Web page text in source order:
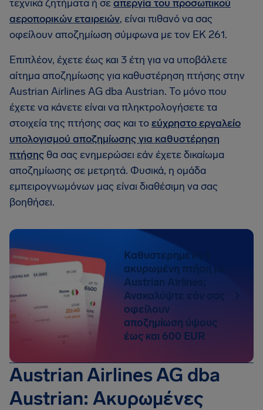
τεχνικά ζητήματα ή σεαπεργία του προσωπικού
αεροπορικών εταιρειών, είναι πιθανό να σας
οφείλουν αποζημίωση σύμφωνα με τον ΕΚ 261.
Επιπλέον, έχετε έως και 3 έτη για να υποβάλετε
αίτημα αποζημίωσης για καθυστέρηση πτήσης στην
Austrian Airlines AG dba Austrian. Το μόνο που
έχετε να κάνετε είναι να πληκτρολογήσετε τα
στοιχεία της πτήσης σας και τοεύχρηστο εργαλείο
υπολογισμού αποζημίωσης για καθυστέρηση
πτήσης θα σας ενημερώσει εάν έχετε δικαίωμα
αποζημίωσης σε μετρητά. Φυσικά, η ομάδα
εμπειρογνωμόνων μας είναι διαθέσιμη να σας
βοηθήσει.
Καθυστερημένη ή
ακυρωμένη πτήση με
Austrian Airlines;
Ανακαλύψτε εάν σας
οφείλουν
αποζημίωση ύψους
έως και 600 EUR
Austrian Airlines AG dba
Austrian: Ακυρωμένες